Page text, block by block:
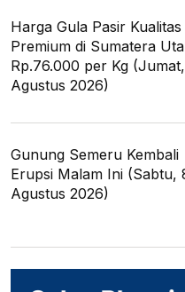
Harga Gula Pasir Kualitas
Premium di Sumatera
Rp.76.000 per Kg
Agustus 2026)
Gunung Semeru Kembali
Erupsi Malam Ini (Sabtu,
Agustus 2026)